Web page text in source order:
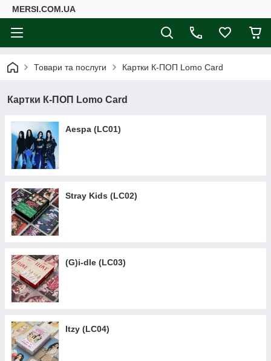
MERSI.COM.UA
Товари та послуги Картки К-ПОП Lomo Card
Картки К-ПОП Lomo Card
Aespa (LC01)
Stray Kids (LC02)
(G)i-dle (LC03)
Itzy (LC04)